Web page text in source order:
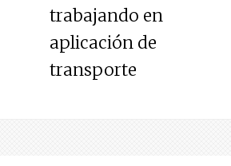
trabajando en
aplicación de
transporte